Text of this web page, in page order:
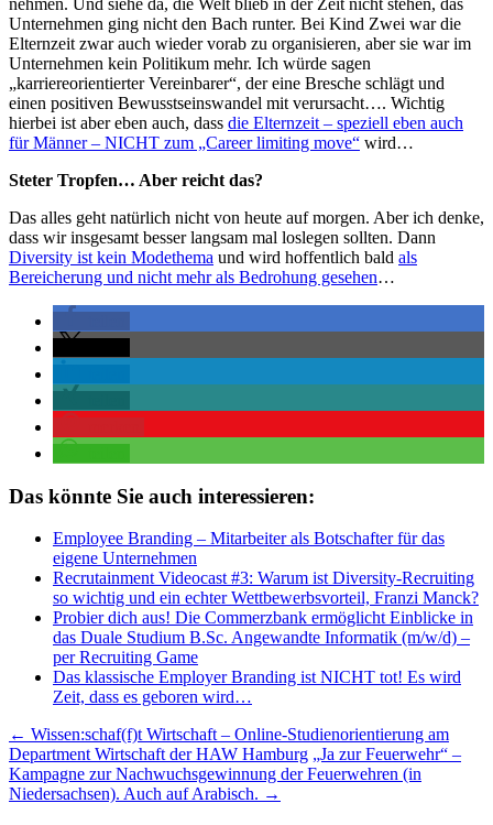
nehmen. Und siehe da, die Welt blieb in der Zeit nicht stehen, das
Unternehmen ging nicht den Bach runter. Bei Kind Zwei war die
Elternzeit zwar auch wieder vorab zu organisieren, aber sie war im
Unternehmen kein Politikum mehr. Ich würde sagen
„karriereorientierter Vereinbarer“, der eine Bresche schlägt und
einen positiven Bewusstseinswandel mit verursacht…. Wichtig
hierbei ist aber eben auch, dass die Elternzeit – speziell eben auch
für Männer – NICHT zum „Career limiting move“ wird…
Steter Tropfen… Aber reicht das?
Das alles geht natürlich nicht von heute auf morgen. Aber ich denke,
dass wir insgesamt besser langsam mal loslegen sollten. Dann
Diversity ist kein Modethema und wird hoffentlich bald als
Bereicherung und nicht mehr als Bedrohung gesehen…
Das könnte Sie auch interessieren:
Employee Branding – Mitarbeiter als Botschafter für das
eigene Unternehmen
Recrutainment Videocast #3: Warum ist Diversity-Recruiting
so wichtig und ein echter Wettbewerbsvorteil, Franzi Manck?
Probier dich aus! Die Commerzbank ermöglicht Einblicke in
das Duale Studium B.Sc. Angewandte Informatik (m/w/d) –
per Recruiting Game
Das klassische Employer Branding ist NICHT tot! Es wird
Zeit, dass es geboren wird…
Beitragsnavigation
← Wissen:schaf(f)t Wirtschaft – Online-Studienorientierung am
Department Wirtschaft der HAW Hamburg „Ja zur Feuerwehr“ –
Kampagne zur Nachwuchsgewinnung der Feuerwehren (in
Niedersachsen). Auch auf Arabisch. →